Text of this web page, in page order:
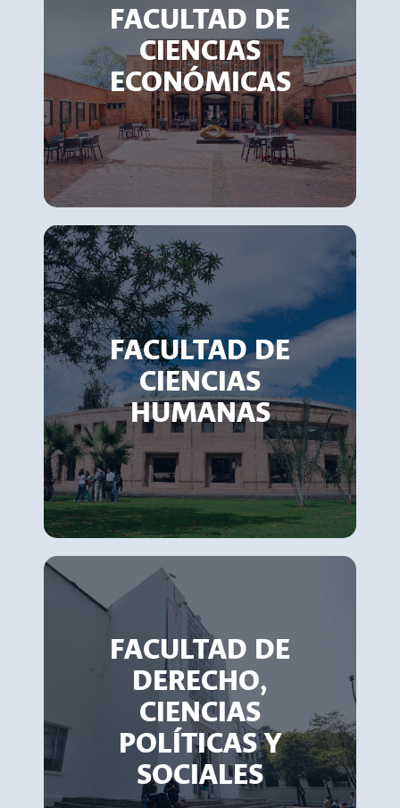
FACULTAD DE
CIENCIAS
ECONÓMICAS
FACULTAD DE
CIENCIAS
HUMANAS
FACULTAD DE
DERECHO,
CIENCIAS
POLÍTICAS Y
SOCIALES